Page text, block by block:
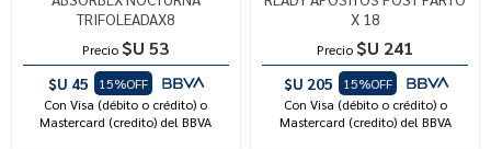
TRIFOLEADAX8
Precio $U 53
$U 45
15%OFF
Con Visa (débito o crédito) o
Mastercard (credito) del BBVA
X 18
Precio $U 241
$U 205
15%OFF
Con Visa (débito o crédito) o
Mastercard (credito) del BBVA